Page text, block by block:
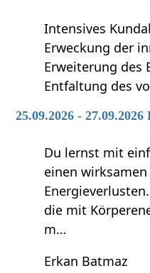
Intensives
Erweckung der
Erweiterung des
Entfaltung des
25.09.2026 -
Du lernst mit
einen
die mit
m…
Erkan Batmaz